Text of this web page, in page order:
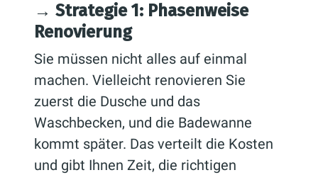
→ Strategie 1: Phasenweise
Renovierung
Sie müssen nicht alles auf einmal
machen. Vielleicht renovieren Sie
zuerst die Dusche und das
Waschbecken, und die Badewanne
kommt später. Das verteilt die Kosten
und gibt Ihnen Zeit, die richtigen